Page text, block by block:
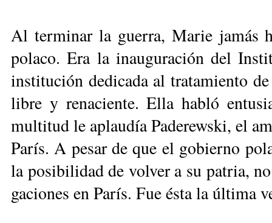
Al ter­mi­nar la gue­rra, Ma­rie ja­más
po­la­co. Era la inau­gu­ra­ción del
ins­ti­tu­ción de­di­ca­da al tra­ta­mien­to
li­bre y re­na­cien­te. Ella ha­bló
mul­ti­tud le aplau­día Pa­de­rewski, el
Pa­rís. A pe­sar de que el go­bier­no
la po­si­bi­li­dad de vol­ver a su pa­tria,
ga­cio­nes en Pa­rís. Fue és­ta la úl­ti­ma